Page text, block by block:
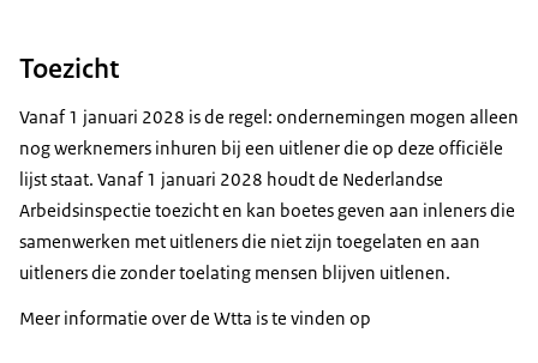
Toezicht
Vanaf 1 januari 2028 is de regel: ondernemingen mogen alleen
nog werknemers inhuren bij een uitlener die op deze officiële
lijst staat. Vanaf 1 januari 2028 houdt de Nederlandse
Arbeidsinspectie toezicht en kan boetes geven aan inleners die
samenwerken met uitleners die niet zijn toegelaten en aan
uitleners die zonder toelating mensen blijven uitlenen.
Meer informatie over de Wtta is te vinden op